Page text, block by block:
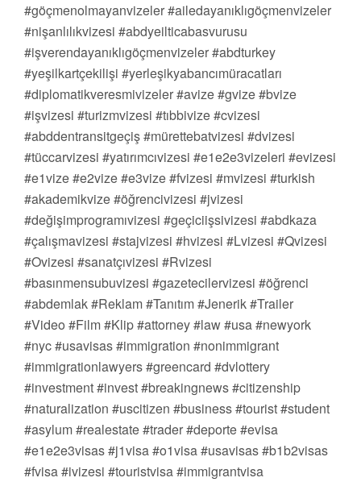
#göçmenolmayanvizeler #ailedayanıklıgöçmenvizeler
#nişanlılıkvizesi #abdyeilticabasvurusu
#işverendayanıklıgöçmenvizeler #abdturkey
#yeşilkartçekilişi #yerleşikyabancımüracatları
#diplomatikveresmivizeler #avize #gvize #bvize
#işvizesi #turizmvizesi #tıbbivize #cvizesi
#abddentransitgeçiş #mürettebatvizesi #dvizesi
#tüccarvizesi #yatırımcıvizesi #e1e2e3vizeleri #evizesi
#e1vize #e2vize #e3vize #fvizesi #mvizesi #turkish
#akademikvize #öğrencivizesi #jvizesi
#değişimprogramıvizesi #geçiciişsivizesi #abdkaza
#çalışmavizesi #stajvizesi #hvizesi #Lvizesi #Qvizesi
#Ovizesi #sanatçıvizesi #Rvizesi
#basınmensubuvizesi #gazetecilervizesi #öğrenci
#abdemlak #Reklam #Tanıtım #Jenerik #Trailer
#Video #Film #Klip #attorney #law #usa #newyork
#nyc #usavisas #immigration #nonimmigrant
#immigrationlawyers #greencard #dvlottery
#investment #invest #breakingnews #citizenship
#naturalization #uscitizen #business #tourist #student
#asylum #realestate #trader #deporte #evisa
#e1e2e3visas #j1visa #o1visa #usavisas #b1b2visas
#fvisa #ivizesi #touristvisa #immigrantvisa